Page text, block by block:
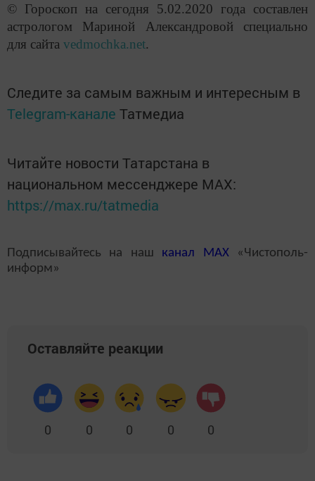
© Гороскоп на сегодня 5.02.2020 года составлен
астрологом Мариной Александровой специально
для сайта vedmochka.net.
Следите за самым важным и интересным в
Telegram-канале Татмедиа
Читайте новости Татарстана в
национальном мессенджере MАХ:
https://max.ru/tatmedia
Подписывайтесь на наш канал MAX«Чистополь-
информ»
Оставляйте реакции
0 0 0 0 0